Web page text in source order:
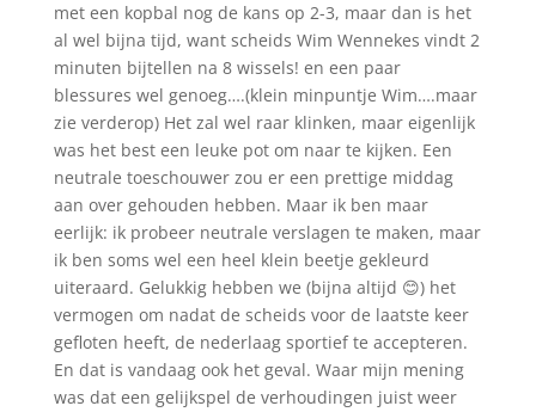
met een kopbal nog de kans op 2-3, maar dan is het
al wel bijna tijd, want scheids Wim Wennekes vindt 2
minuten bijtellen na 8 wissels! en een paar
blessures wel genoeg….(klein minpuntje Wim….maar
zie verderop) Het zal wel raar klinken, maar eigenlijk
was het best een leuke pot om naar te kijken. Een
neutrale toeschouwer zou er een prettige middag
aan over gehouden hebben. Maar ik ben maar
eerlijk: ik probeer neutrale verslagen te maken, maar
ik ben soms wel een heel klein beetje gekleurd
uiteraard. Gelukkig hebben we (bijna altijd 😊) het
vermogen om nadat de scheids voor de laatste keer
gefloten heeft, de nederlaag sportief te accepteren.
En dat is vandaag ook het geval. Waar mijn mening
was dat een gelijkspel de verhoudingen juist weer